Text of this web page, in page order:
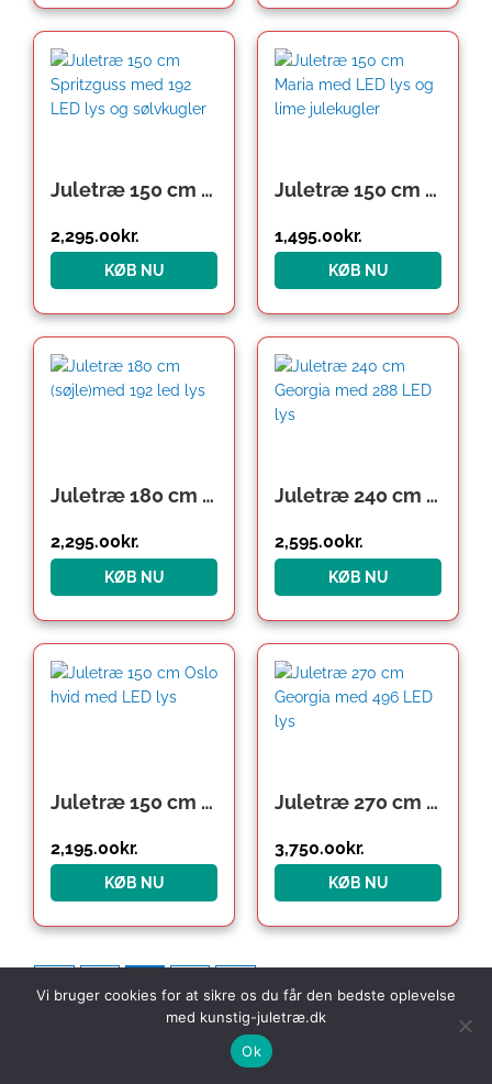
Juletræ 150 cm Spritzguss med 192 LED lys og sølvkugler
2,295.00kr.
KØB NU
Juletræ 150 cm Maria med LED lys og lime julekugler
1,495.00kr.
KØB NU
Juletræ 180 cm (søjle)med 192 led lys
2,295.00kr.
KØB NU
Juletræ 240 cm Georgia med 288 LED lys
2,595.00kr.
KØB NU
Juletræ 150 cm Oslo hvid med LED lys
2,195.00kr.
KØB NU
Juletræ 270 cm Georgia med 496 LED lys
3,750.00kr.
KØB NU
Med et kunstigt juletræ varer julen endnu længere
Vi bruger cookies for at sikre os du får den bedste oplevelse
med kunstig-juletræ.dk
Ok